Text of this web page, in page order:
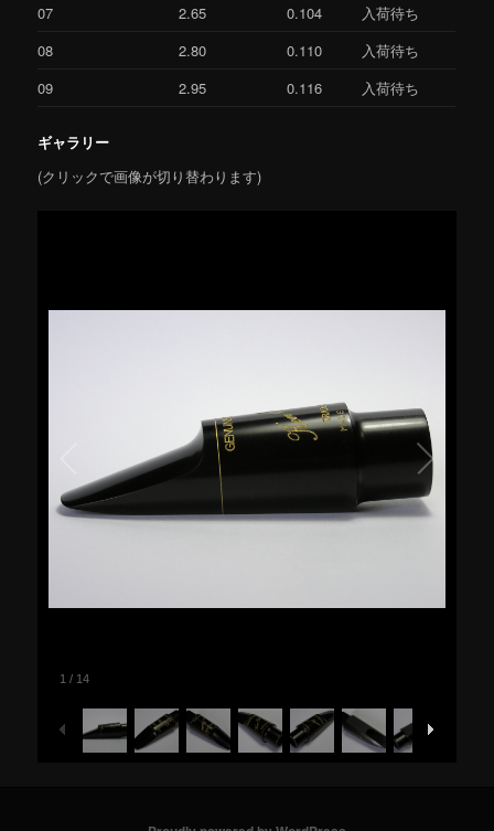
07
2.65 0.104
入荷待ち
08
2.80 0.110
入荷待ち
09
2.95 0.116 入荷待ち
ギャラリー
(クリックで画像が切り替わります)
1 / 14